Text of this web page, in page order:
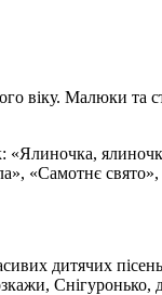
Малюки та
«Самотнє
дитячих
Снігуронько,